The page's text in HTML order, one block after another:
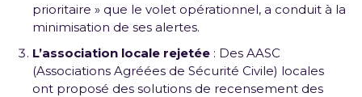
prioritaire » que le volet opérationnel, a conduit à la
minimisation de ses alertes.
L’association locale rejetée : Des AASC
(Associations Agréées de Sécurité Civile) locales
ont proposé des solutions de recensement des